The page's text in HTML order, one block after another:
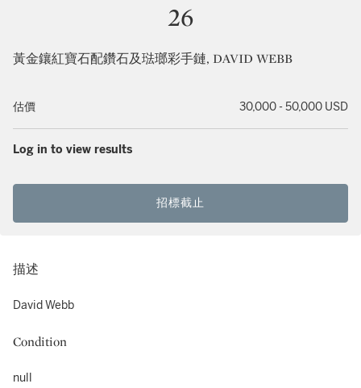
26
黃金鑲紅寶石配鑽石及琺瑯彩手鏈, DAVID WEBB
估價 30,000 - 50,000 USD
Log in to view results
招標截止
描述
David Webb
Condition
null